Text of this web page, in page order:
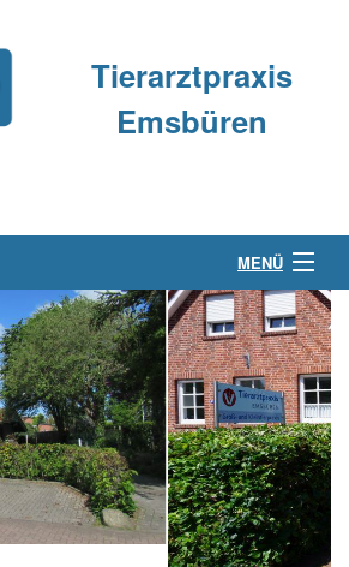
Tierarztpraxis
Emsbüren
MENÜ
Über uns
Kleintierpraxis
Großtierpraxis
Kontakt & Anfahrt